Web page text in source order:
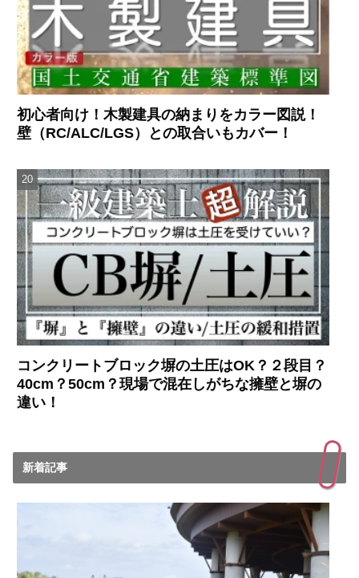
初心者向け！木製建具の納まりをカラー図説！
壁（RC/ALC/LGS）との取合いもカバー！
コンクリートブロック塀の土圧はOK？２段目？
40cm？50cm？現場で混在しがちな擁壁と塀の
違い！
新着記事